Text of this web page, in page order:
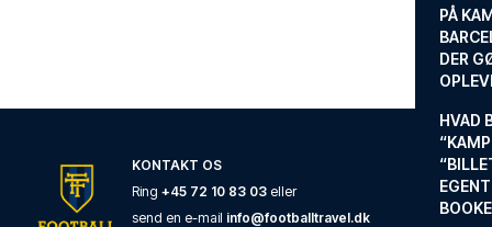
PÅ
DER
HVAD
KONTAKT OS
Ring +45 72 10 83 03 eller
send en e-mail info@footballtravel.dk